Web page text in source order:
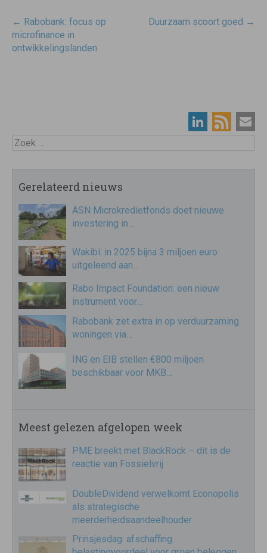
Post
navigatie
← Rabobank: focus op
microfinance in
ontwikkelingslanden
Duurzaam scoort goed →
Zoek
Gerelateerd nieuws
ASN Microkredietfonds doet nieuwe
investering in…
Wakibi: in 2025 bijna 3 miljoen euro
uitgeleend aan…
Rabo Impact Foundation: een nieuw
instrument voor…
Rabobank zet extra in op verduurzaming
woningen via…
ING en EIB stellen €800 miljoen
beschikbaar voor MKB…
Meest gelezen afgelopen week
PME breekt met BlackRock – dit is de
reactie van Fossielvrij
DoubleDividend verwelkomt Econopolis
als strategische
meerderheidsaandeelhouder
Prinsjesdag: afschaffing